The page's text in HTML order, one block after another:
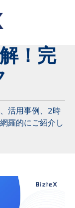
！完
活用事例、2時
羅的にご紹介し